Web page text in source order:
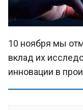
10 ноября мы
вклад их
инновации в